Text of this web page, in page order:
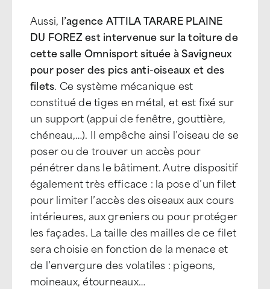
Aussi, l’agence ATTILA TARARE PLAINE
DU FOREZ est intervenue sur la toiture de
cette salle Omnisport située à Savigneux
pour poser des pics anti-oiseaux et des
filets. Ce système mécanique est
constitué de tiges en métal, et est fixé sur
un support (appui de fenêtre, gouttière,
chéneau,…). Il empêche ainsi l’oiseau de se
poser ou de trouver un accès pour
pénétrer dans le bâtiment. Autre dispositif
également très efficace : la pose d’un filet
pour limiter l’accès des oiseaux aux cours
intérieures, aux greniers ou pour protéger
les façades. La taille des mailles de ce filet
sera choisie en fonction de la menace et
de l’envergure des volatiles : pigeons,
moineaux, étourneaux…